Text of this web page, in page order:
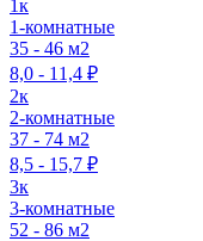
1к
1-комнатные
35 - 46 м2
8,0 - 11,4 ₽
2к
2-комнатные
37 - 74 м2
8,5 - 15,7 ₽
3к
3-комнатные
52 - 86 м2